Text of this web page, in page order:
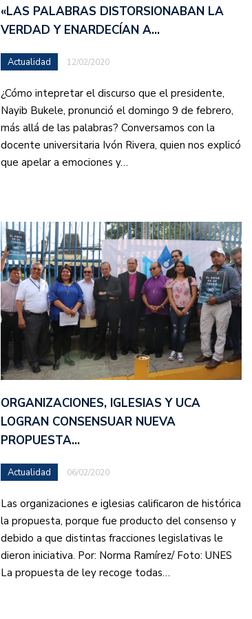
«LAS PALABRAS DISTORSIONABAN LA
VERDAD Y ENARDECÍAN A…
Actualidad 12/02/2020
¿Cómo intepretar el discurso que el presidente,
Nayib Bukele, pronunció el domingo 9 de febrero,
más allá de las palabras? Conversamos con la
docente universitaria Ivón Rivera, quien nos explicó
que apelar a emociones y…
ORGANIZACIONES, IGLESIAS Y UCA
LOGRAN CONSENSUAR NUEVA
PROPUESTA…
Actualidad 06/02/2020
Las organizaciones e iglesias calificaron de histórica
la propuesta, porque fue producto del consenso y
debido a que distintas fracciones legislativas le
dieron iniciativa. Por: Norma Ramírez/ Foto: UNES
La propuesta de ley recoge todas…